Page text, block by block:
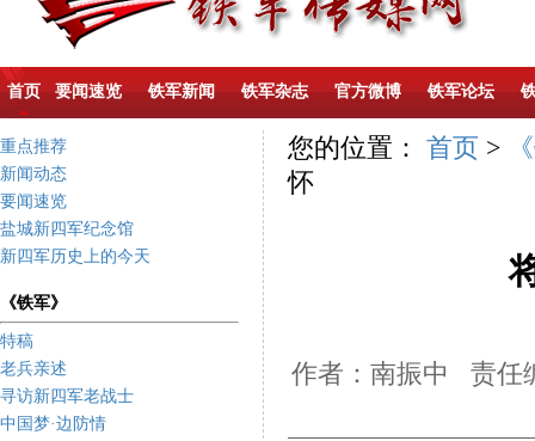
首页 要闻速览 铁军新闻 铁军杂志 官方微博 铁军论坛
重点推荐
新闻动态
要闻速览
盐城新四军纪念馆
新四军历史上的今天
《铁军》
特稿
老兵亲述
寻访新四军老战士
中国梦·边防情
您的位置： 首页 >
怀
作者：南振中 责任